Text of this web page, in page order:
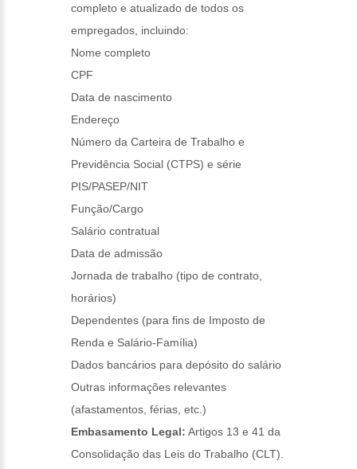
completo e atualizado de todos os
empregados, incluindo:
Nome completo
CPF
Data de nascimento
Endereço
Número da Carteira de Trabalho e
Previdência Social (CTPS) e série
PIS/PASEP/NIT
Função/Cargo
Salário contratual
Data de admissão
Jornada de trabalho (tipo de contrato,
horários)
Dependentes (para fins de Imposto de
Renda e Salário-Família)
Dados bancários para depósito do salário
Outras informações relevantes
(afastamentos, férias, etc.)
Embasamento Legal: Artigos 13 e 41 da
Consolidação das Leis do Trabalho (CLT).